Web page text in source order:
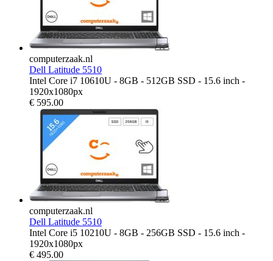
computerzaak.nl
Dell Latitude 5510
Intel Core i7 10610U - 8GB - 512GB SSD - 15.6 inch -
1920x1080px
€ 595.00
computerzaak.nl
Dell Latitude 5510
Intel Core i5 10210U - 8GB - 256GB SSD - 15.6 inch -
1920x1080px
€ 495.00